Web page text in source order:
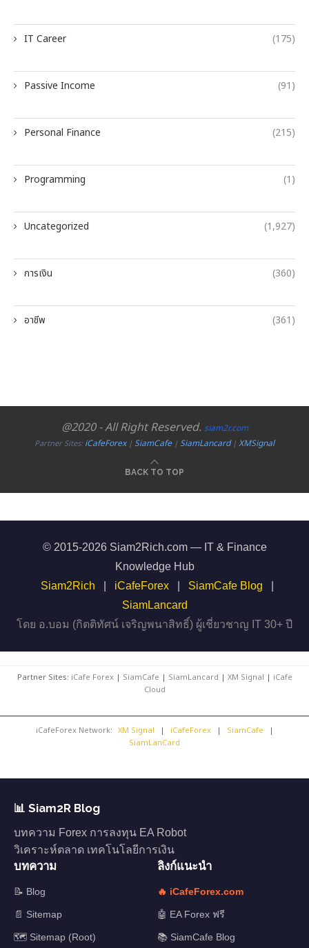
IT Career (175)
Passive Income (91)
Personal Finance (215)
Programming (1)
Uncategorized (1,927)
การเงิน (360)
อาชีพ (361)
@2020 - All Right Reserved. siam2r.com
Partner Sites:iCafeForex|SiamCafe|SiamLancard|XMSignal
BACK TO TOP
© 2015-2026 Siam2Rich.com — IT & Finance
Knowledge Hub
Siam2Rich
iCafeForex SiamCafe Blog
SiamLancard
โดย อ.บอม (กิตติทัศน์ เจริญพนาสิทธิ์) ผู้เชี่ยวชาญ IT 30+ ปี
Partner Sites: iCafe Forex| SiamCafe | SiamLancard | XM Signal | iCafe
Cloud
iCafeForex Network: XM Signal | iCafeForex | SiamCafe
|
SiamLanCard
📊 Siam2R Blog
บทความ Forex การลงทุน EA Robot
วิเคราะห์ตลาด เทคโนโลยีการเงิน
บทความ
📝 Blog
📄 Sitemap
🗺️ Sitemap (Root)
ลิงก์แนะนำ
🔥 iCafeForex.com
🤖 EA Forex ฟรี
📚 SiamCafe Blog